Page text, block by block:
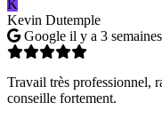
K
Kevin Dutemple
Google il y a 3 semaines
Travail très professionnel,
conseille fortement.